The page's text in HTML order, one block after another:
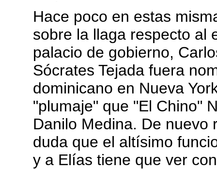
Hace poco en estas
sobre la llaga respecto al
palacio de gobierno,
Sócrates Tejada fuera
dominicano en Nueva
"plumaje" que "El Chino"
Danilo Medina. De nuevo
duda que el altísimo
y a Elías tiene que ver